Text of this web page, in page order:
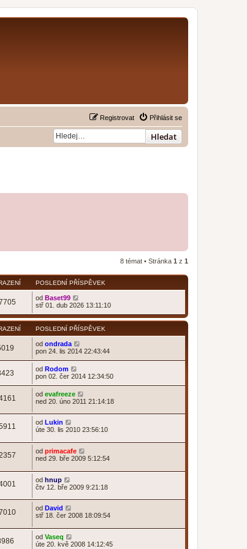
Přihlásit se
Registrovat
Hledat
8 témat • Stránka 1 z 1
POSLEDNÍ PŘÍSPĚVEK
od Baset99
stř 01. dub 2026 13:11:10
POSLEDNÍ PŘÍSPĚVEK
od ondrada
pon 24. lis 2014 22:43:44
od Rodom
pon 02. čer 2014 12:34:50
od evafreeze
ned 20. úno 2011 21:14:18
od Lukin
úte 30. lis 2010 23:56:10
od primacafe
ned 29. bře 2009 5:12:54
od hnup
čtv 12. bře 2009 9:21:18
od David
stř 18. čer 2008 18:09:54
od Vaseq
úte 20. kvě 2008 14:12:45